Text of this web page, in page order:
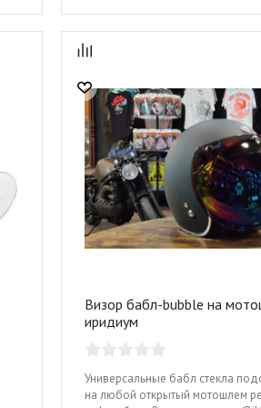
Визор бабл-bubble на
иридиум
Универсальные бабл стекла
на любой открытый мотошлем